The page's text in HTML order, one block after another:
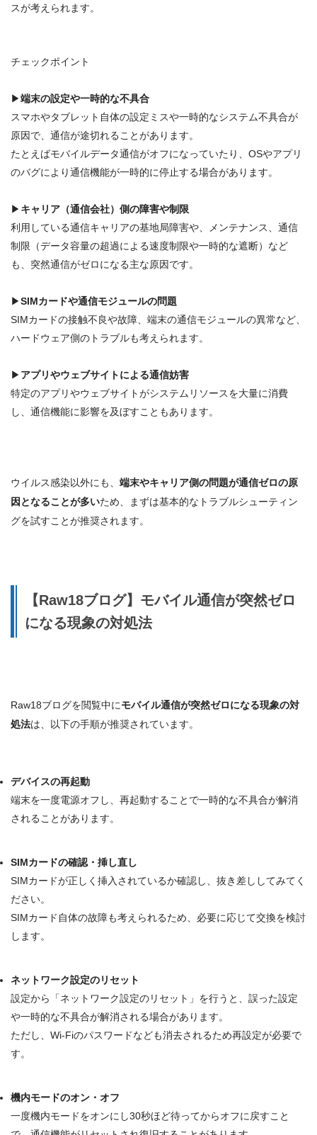
スが考えられます。
チェックポイント
▶端末の設定や一時的な不具合
スマホやタブレット自体の設定ミスや一時的なシステム不具合が
原因で、通信が途切れることがあります。
たとえばモバイルデータ通信がオフになっていたり、 OSやアプリ
のバグにより通信機能が一時的に停止する場合があります。
▶ キャリア（通信会社）側の障害や制限
利用している通信キャリアの基地局障害や、メンテナンス、通信
制限（データ容量の超過による速度制限や一時的な遮断）など
も、突然通信がゼロになる主な原因です。
▶SIMカードや通信モジュールの問題
SIMカードの接触不良や故障、端末の通信モジュールの異常など、
ハードウェア側のトラブルも考えられます。
▶ アプリやウェブサイトによる通信妨害
特定のアプリやウェブサイトがシステムリソースを大量に消費
し、通信機能に影響を及ぼすこともあります。
ウイルス感染以外にも、 端末やキャリア側の問題が通信ゼロの原
因となることが多いため、まずは基本的なトラブルシューティン
グを試すことが推奨されます。
【Raw18ブログ】モバイル通信が突然ゼロ
になる現象の対処法
Raw18ブログを閲覧中にモバイル通信が突然ゼロになる現象の対
処法は、以下の手順が推奨されています。
デバイスの再起動
端末を一度電源オフし、再起動することで一時的な不具合が解消
されることがあります。
SIMカードの確認・挿し直し
SIMカードが正しく挿入されているか確認し、抜き差ししてみてく
ださい。
SIMカード自体の故障も考えられるため、必要に応じて交換を検討
します。
ネットワーク設定のリセット
設定から「ネットワーク設定のリセット 」を行うと、誤った設定
や一時的な不具合が解消される場合があります。
ただし、Wi-Fiのパスワードなども消去されるため再設定が必要で
す。
機内モードのオン・オフ
一度機内モードをオンにし30秒ほど待ってからオフに戻すこと